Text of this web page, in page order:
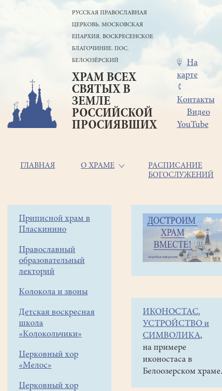
РУССКАЯ ПРАВОСЛАВНАЯ
ЦЕРКОВЬ. МОСКОВСКАЯ
ЕПАРХИЯ. ВОСКРЕСЕНСКОЕ
БЛАГОЧИНИЕ. ПОС.
БЕЛООЗЁРСКИЙ
ХРАМ ВСЕХ
СВЯТЫХ В
ЗЕМЛЕ
РОССИЙСКОЙ
ПРОСИЯВШИХ
Меню
в
шапке
На
карте
Контакты
Видео
YouTube
Основная
ГЛАВНАЯ О ХРАМЕ
РАСПИСАНИЕ
БОГОСЛУЖЕНИЙ
Боковое
меню
Приписной храм в
Пласкинино
Православный
образовательный
лекторий
Колокола и звоны
Детская воскресная
школа
«Колокольчики»
Церковный хор
«Мелос»
Церковный хор
Строка
навигации
Объявления
по
сентября
ведется
прием
документов
ИКОНОСТАС.
УСТРОЙСТВО и
СИМВОЛИКА,
на примере
иконостаса в
Белоозерском храме.